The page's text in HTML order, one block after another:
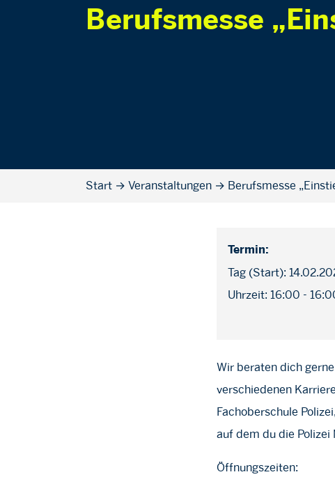
Berufsmesse
Start → Veranstaltungen → Berufsmesse
Termin:
Tag (Start):
Uhrzeit: 16:00 -
Wir beraten dich
verschiedenen
Fachoberschule
auf dem du die
Öffnungszeiten: